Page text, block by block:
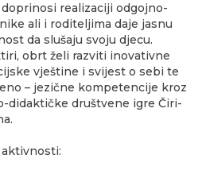
doprinosi realizaciji odgojno-
ali i roditeljima daje jasnu
da slušaju svoju djecu.
obrt želi razviti inovativne
vještine i svijest o sebi te
– jezične kompetencije kroz
didaktičke društvene igre Čiri-